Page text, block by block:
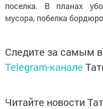
поселка. В планах
мусора, побелка
Следите за самым
Telegram-канале
Читайте новости